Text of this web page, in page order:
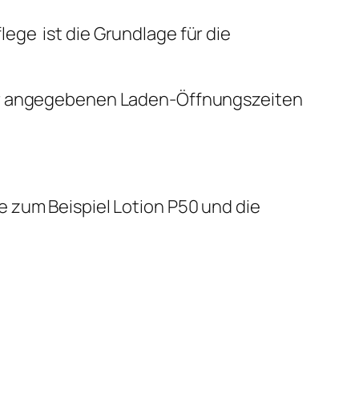
ist die Grundlage für die
angegebenen Laden-Öffnungszeiten
Beispiel Lotion P50 und die